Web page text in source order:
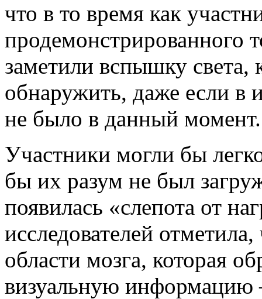
что в то время как
продемонстрированного
заметили вспышку
обнаружить, даже если в
не было в данный момент.
Участники могли бы
бы их разум не был
появилась «слепота от
исследователей
области мозга, которая
визуальную информацию